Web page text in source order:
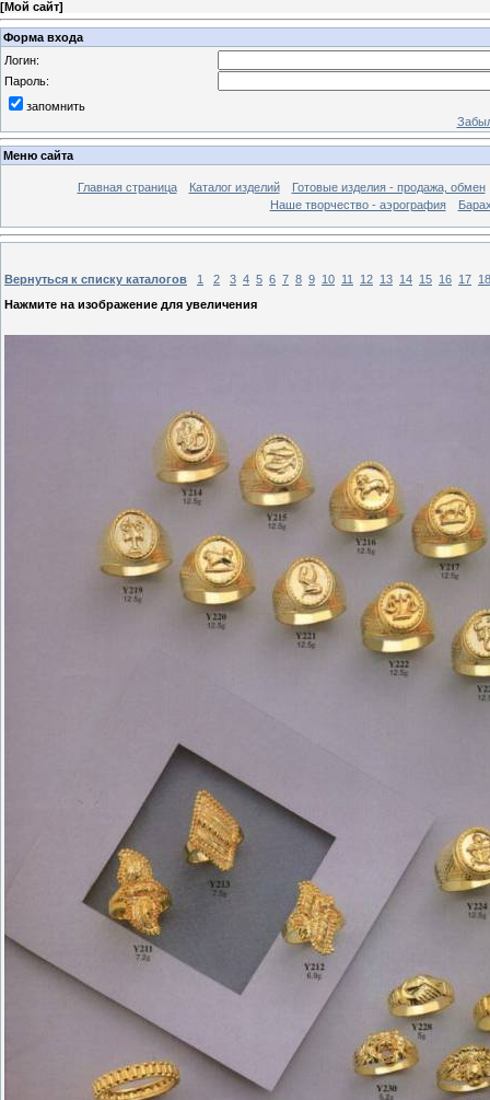
[Мой сайт]
Форма входа
Логин:
Пароль:
запомнить
Меню сайта
Главная страница Каталог изделий
Готовые изделия - продажа, обмен
Наше творчество - аэрография
Вернуться к списку каталогов 1 2 3 4 5 6 7 8 9 10 11 12 13 14 15 16 17 18
Нажмите на изображение для увеличения